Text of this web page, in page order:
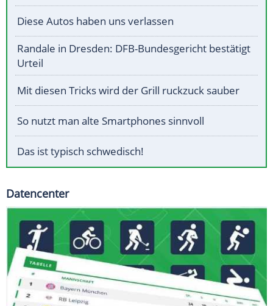
Diese Autos haben uns verlassen
Randale in Dresden: DFB-Bundesgericht bestätigt
Urteil
Mit diesen Tricks wird der Grill ruckzuck sauber
So nutzt man alte Smartphones sinnvoll
Das ist typisch schwedisch!
Datencenter